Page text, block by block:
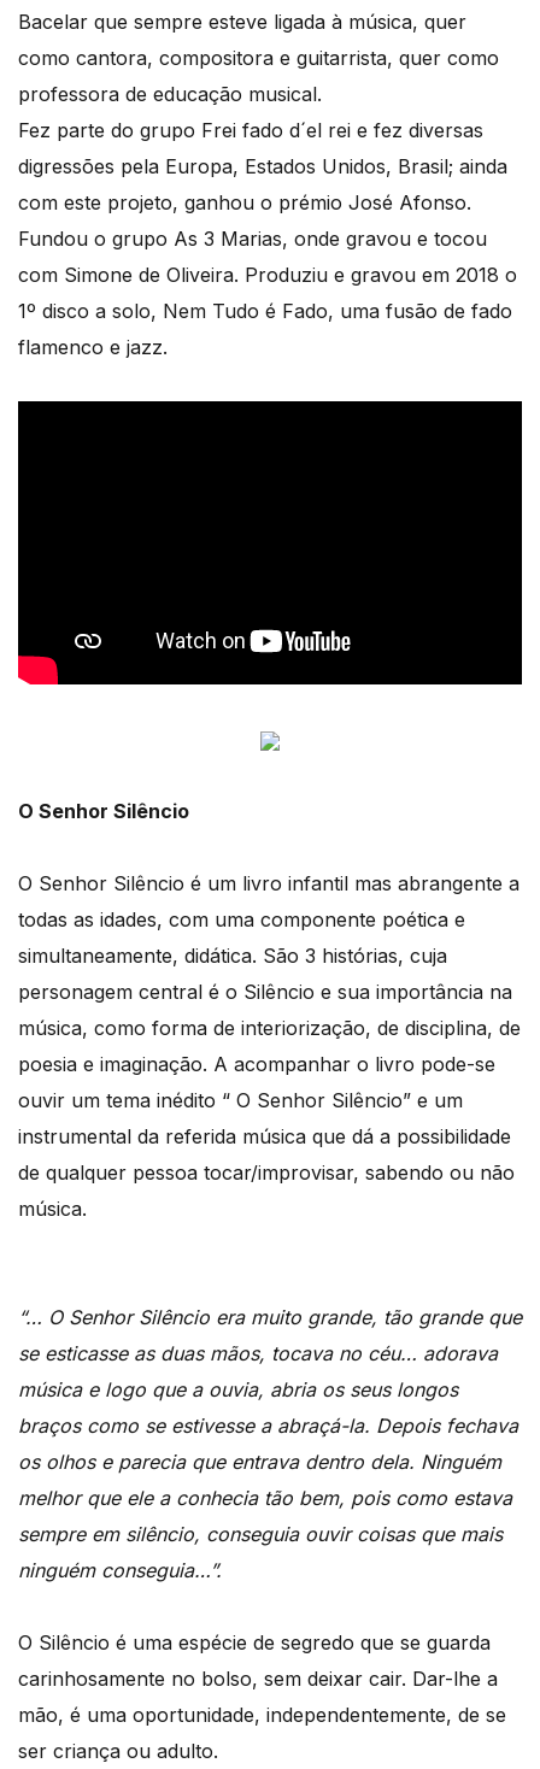
Bacelar que sempre esteve ligada à música, quer
como cantora, compositora e guitarrista, quer como
professora de educação musical.
Fez parte do grupo Frei fado d´el rei e fez diversas
digressões pela Europa, Estados Unidos, Brasil; ainda
com este projeto, ganhou o prémio José Afonso.
Fundou o grupo As 3 Marias, onde gravou e tocou
com Simone de Oliveira. Produziu e gravou em 2018 o
1º disco a solo, Nem Tudo é Fado, uma fusão de fado
flamenco e jazz.
O Senhor Silêncio
O Senhor Silêncio é um livro infantil mas abrangente a
todas as idades, com uma componente poética e
simultaneamente, didática. São 3 histórias, cuja
personagem central é o Silêncio e sua importância na
música, como forma de interiorização, de disciplina, de
poesia e imaginação. A acompanhar o livro pode-se
ouvir um tema inédito “ O Senhor Silêncio” e um
instrumental da referida música que dá a possibilidade
de qualquer pessoa tocar/improvisar, sabendo ou não
música.
“… O Senhor Silêncio era muito grande, tão grande que
se esticasse as duas mãos, tocava no céu… adorava
música e logo que a ouvia, abria os seus longos
braços como se estivesse a abraçá-la. Depois fechava
os olhos e parecia que entrava dentro dela. Ninguém
melhor que ele a conhecia tão bem, pois como estava
sempre em silêncio, conseguia ouvir coisas que mais
ninguém conseguia…”.
O Silêncio é uma espécie de segredo que se guarda
carinhosamente no bolso, sem deixar cair. Dar-lhe a
mão, é uma oportunidade, independentemente, de se
ser criança ou adulto.